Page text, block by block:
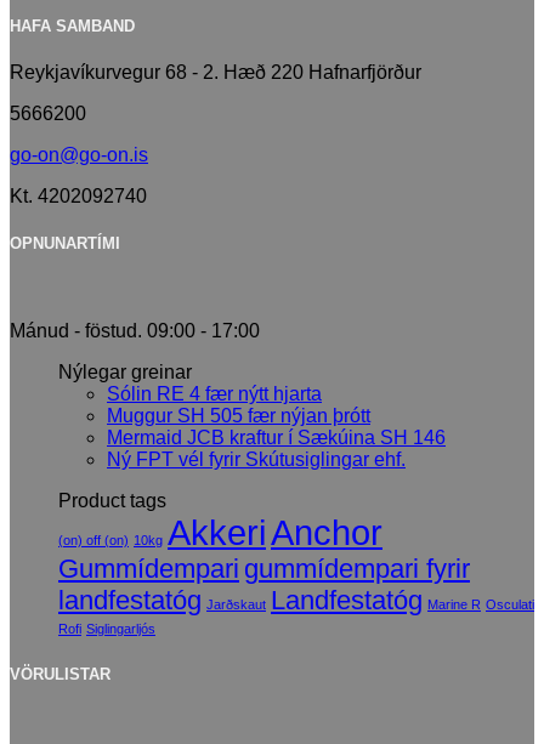
HAFA SAMBAND
Reykjavíkurvegur 68 - 2. Hæð 220 Hafnarfjörður
5666200
go-on@go-on.is
Kt. 4202092740
OPNUNARTÍMI
Mánud - föstud. 09:00 - 17:00
Nýlegar greinar
Sólin RE 4 fær nýtt hjarta
Muggur SH 505 fær nýjan þrótt
Mermaid JCB kraftur í Sækúina SH 146
Ný FPT vél fyrir Skútusiglingar ehf.
Product tags
(on) off (on) 10kg AkkeriAnchor
Gummídempari gummídempari fyrir
landfestatóg Jarðskaut Landfestatóg Marine R Osculati
Rofi Siglingarljós
VÖRULISTAR